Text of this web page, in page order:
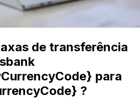
de transferência
para
?